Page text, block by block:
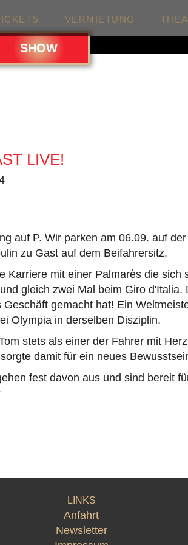
VERMIETUNG
SHOW
LIVE!
auf P. Wir parken am 06.09. auf
zu Gast auf dem Beifahrersitz.
Karriere mit einer Palmarès die sich
gleich zwei Mal beim Giro d'Italia.
gemacht hat! Ein
Olympia in derselben Disziplin.
stets als einer der Fahrer mit
damit für ein neues
fest davon aus und sind bereit
LINKS
Anfahrt
Newsletter